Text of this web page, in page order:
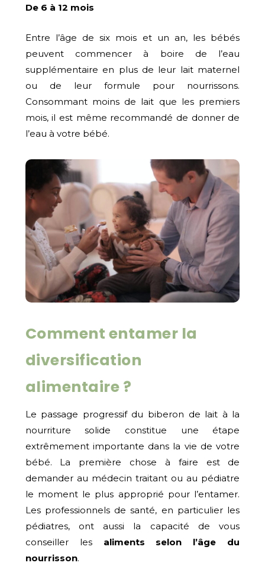
De 6 à 12 mois
Entre l’âge de six mois et un an, les bébés
peuvent commencer à boire de l’eau
supplémentaire en plus de leur lait maternel
ou de leur formule pour nourrissons.
Consommant moins de lait que les premiers
mois, il est même recommandé de donner de
l’eau à votre bébé.
Comment entamer la
diversification
alimentaire ?
Le passage progressif du biberon de lait à la
nourriture solide constitue une étape
extrêmement importante dans la vie de votre
bébé. La première chose à faire est de
demander au médecin traitant ou au pédiatre
le moment le plus approprié pour l’entamer.
Les professionnels de santé, en particulier les
pédiatres, ont aussi la capacité de vous
conseiller les aliments selon l’âge du
nourrisson.